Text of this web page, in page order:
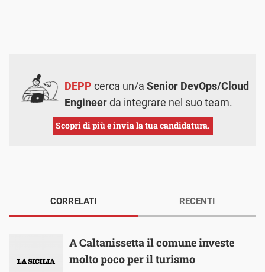
DEPP cerca un/a Senior DevOps/Cloud
Engineerda integrare nel suo team.
Scopri di più e invia la tua candidatura.
CORRELATI
A Caltanissetta il comune investe
molto poco per il turismo
RECENTI